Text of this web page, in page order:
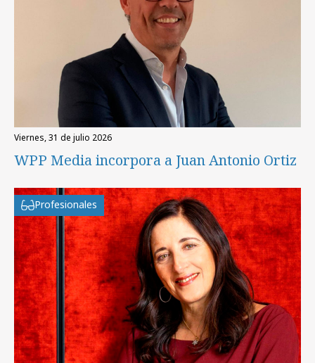
viernes, 31 de julio 2026
WPP Media incorpora a Juan Antonio Ortiz
Profesionales